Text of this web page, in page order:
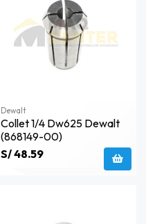
Dewalt
Collet 1/4 Dw625 Dewalt
(868149-00)
S/ 48.59